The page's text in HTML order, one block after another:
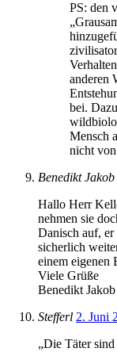
PS: den
anderen
bei.
Mensch
nicht
Benedikt Jakob
Hallo Herr
nehmen sie
Danisch auf, er
sicherlich
einem eigenen
Viele Grüße
Benedikt Jakob
Stefferl 2. Juni
„Die Täter